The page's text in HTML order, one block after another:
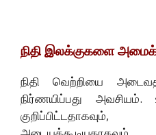
நிதி இலக்குகளை
நிதி வெற்றியை
நிர்ணயிப்பது
குறிப்பிட்டதாகவும்,